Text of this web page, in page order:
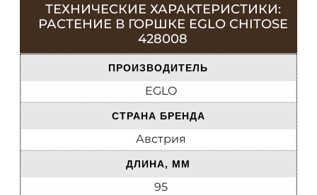
ТЕХНИЧЕСКИЕ ХАРАКТЕРИСТИКИ:
РАСТЕНИЕ В ГОРШКЕ EGLO CHITOSE
428008
ПРОИЗВОДИТЕЛЬ
EGLO
СТРАНА БРЕНДА
Австрия
ДЛИНА, ММ
95